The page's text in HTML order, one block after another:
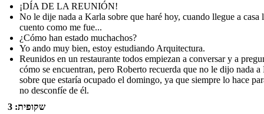
¡DÍA DE LA REUNIÓN!
No le dije nada a Karla sobre que haré hoy, cuando llegue a casa
cuento como me fue...
¿Cómo han estado muchachos?
Yo ando muy bien, estoy estudiando Arquitectura.
Reunidos en un restaurante todos empiezan a conversar y a
cómo se encuentran, pero Roberto recuerda que no le dijo nada a
sobre que estaría ocupado el domingo, ya que siempre lo hace
no desconfíe de él.
שקופית: 3